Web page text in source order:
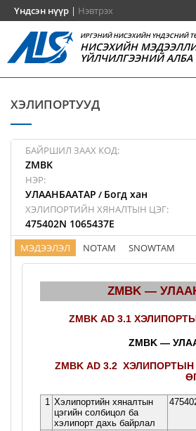
Үндсэн нүүр | Нэвтрэх
ИРГЭНИЙ НИСЭХИЙН ҮНДЭСНИЙ
НИСЭХИЙН
ҮЙЛЧИЛГЭЭНИЙ АЛБА
ХЭЛИПОРТУУД
БАЙРШИЛ ЗААХ КОД:
ZMBK
НЭР:
УЛААНБААТАР / Богд хан
ХЭЛИПОРТИЙН ХЯНАЛТЫН ЦЭГ:
475402N 1065437E
МЭДЭЭЛЭЛ NOTAM SNOWTAM